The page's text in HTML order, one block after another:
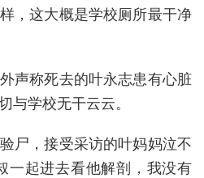
，这大概是学校厕所最干净
声称死去的叶永志患有心脏
与学校无干云云。
尸，接受采访的叶妈妈泣不
一起进去看他解剖，我没有